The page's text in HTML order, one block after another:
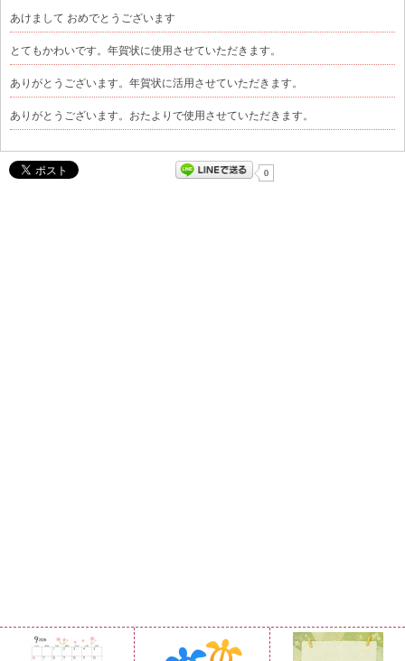
あけまして おめでとうございます
とてもかわいです。年賀状に使用させていただきます。
ありがとうございます。年賀状に活用させていただきます。
ありがとうございます。おたよりで使用させていただきます。
0